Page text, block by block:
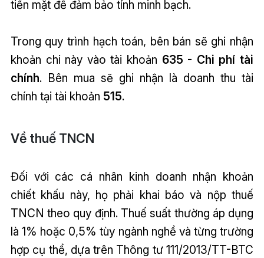
tiền mặt để đảm bảo tính minh bạch.
Trong quy trình hạch toán, bên bán sẽ ghi nhận
khoản chi này vào tài khoản 635 - Chi phí tài
chính. Bên mua sẽ ghi nhận là doanh thu tài
chính tại tài khoản 515.
Về thuế TNCN
Đối với các cá nhân kinh doanh nhận khoản
chiết khấu này, họ phải khai báo và nộp thuế
TNCN theo quy định. Thuế suất thường áp dụng
là 1% hoặc 0,5% tùy ngành nghề và từng trường
hợp cụ thể, dựa trên Thông tư 111/2013/TT-BTC